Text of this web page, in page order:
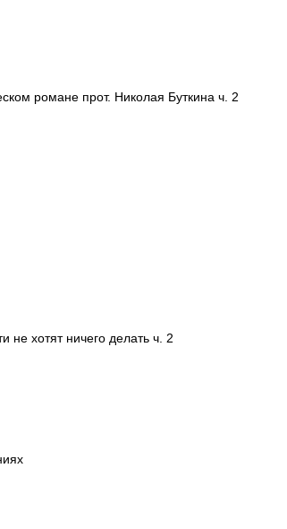
романе прот. Николая Буткина ч. 2
не хотят ничего делать ч. 2